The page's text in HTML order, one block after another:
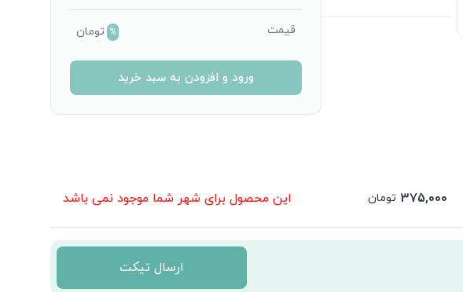
قیمت % تومان
ورود و افزودن به سبد خرید
375,000 تومان این محصول برای شهر شما موجود نمی باشد
ارسال تیکت